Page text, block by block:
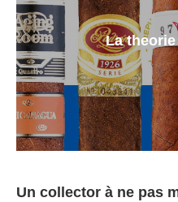
La
Un collector à ne pas